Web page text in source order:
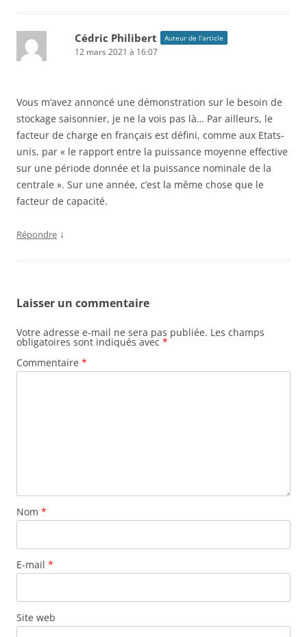
Cédric Philibert Auteur de l’article
12 mars 2021 à 16:07
Vous m’avez annoncé une démonstration sur le besoin de
stockage saisonnier, je ne la vois pas là… Par ailleurs, le
facteur de charge en français est défini, comme aux Etats-
unis, par « le rapport entre la puissance moyenne effective
sur une période donnée et la puissance nominale de la
centrale ». Sur une année, c’est la même chose que le
facteur de capacité.
Répondre ↓
Laisser un commentaire
Votre adresse e-mail ne sera pas publiée. Les champs
obligatoires sont indiqués avec *
Commentaire *
Nom *
E-mail *
Site web